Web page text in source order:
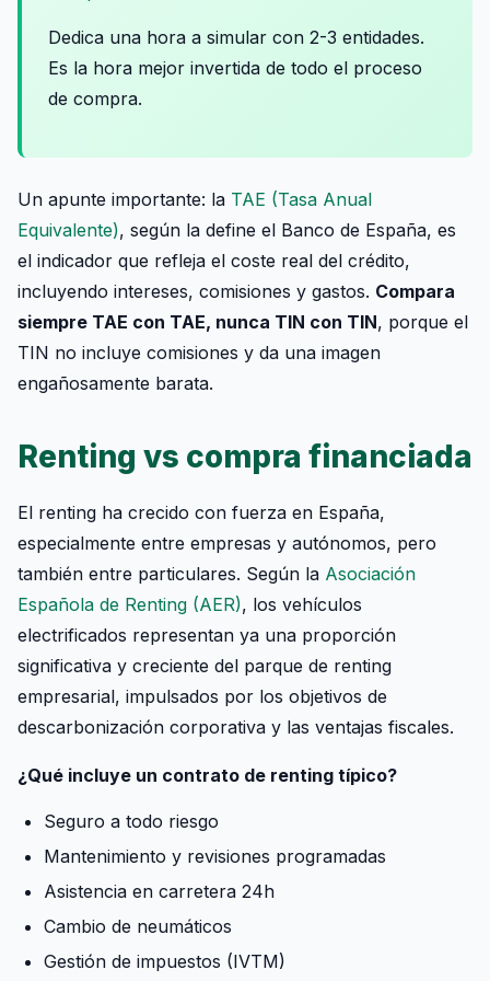
Dedica una hora a simular con 2-3 entidades.
Es la hora mejor invertida de todo el proceso
de compra.
Un apunte importante: la TAE (Tasa Anual
Equivalente), según la define el Banco de España, es
el indicador que refleja el coste real del crédito,
incluyendo intereses, comisiones y gastos. Compara
siempre TAE con TAE, nunca TIN con TIN, porque el
TIN no incluye comisiones y da una imagen
engañosamente barata.
Renting vs compra financiada
El renting ha crecido con fuerza en España,
especialmente entre empresas y autónomos, pero
también entre particulares. Según la Asociación
Española de Renting (AER), los vehículos
electrificados representan ya una proporción
significativa y creciente del parque de renting
empresarial, impulsados por los objetivos de
descarbonización corporativa y las ventajas fiscales.
¿Qué incluye un contrato de renting típico?
Seguro a todo riesgo
Mantenimiento y revisiones programadas
Asistencia en carretera 24h
Cambio de neumáticos
Gestión de impuestos (IVTM)